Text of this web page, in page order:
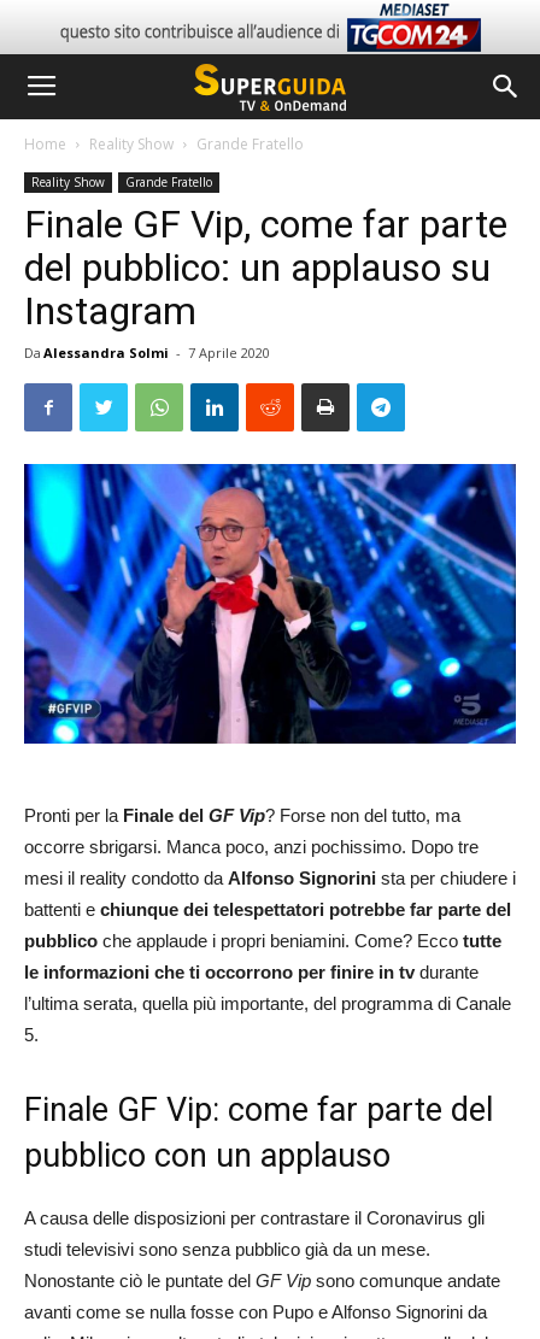
Home Reality Show Grande Fratello
Reality Show Grande Fratello
Finale GF Vip, come far parte
del pubblico: un applauso su
Instagram
Da Alessandra Solmi - 7 Aprile 2020
Pronti per la Finale del GF Vip? Forse non del tutto, ma
occorre sbrigarsi. Manca poco, anzi pochissimo. Dopo tre
mesi il reality condotto da Alfonso Signorini sta per chiudere i
battenti e chiunque dei telespettatori potrebbe far parte del
pubblico che applaude i propri beniamini. Come? Ecco tutte
le informazioni che ti occorrono per finire in tvdurante
l’ultima serata, quella più importante, del programma di Canale
5.
Finale GF Vip: come far parte del
pubblico con un applauso
A causa delle disposizioni per contrastare il Coronavirus gli
studi televisivi sono senza pubblico già da un mese.
Nonostante ciò le puntate del GF Vip sono comunque andate
avanti come se nulla fosse con Pupo e Alfonso Signorini da